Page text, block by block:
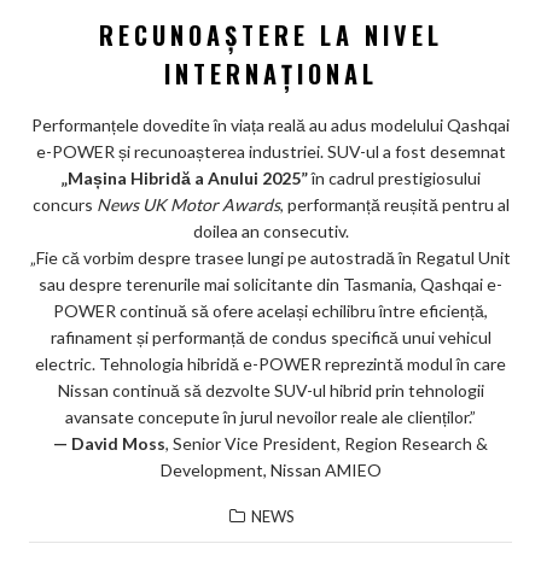
RECUNOAȘTERE LA NIVEL
INTERNAȚIONAL
Performanțele dovedite în viața reală au adus modelului Qashqai
e-POWER și recunoașterea industriei. SUV-ul a fost desemnat
„Mașina Hibridă a Anului 2025”în cadrul prestigiosului
concurs News UK Motor Awards, performanță reușită pentru al
doilea an consecutiv.
„Fie că vorbim despre trasee lungi pe autostradă în Regatul Unit
sau despre terenurile mai solicitante din Tasmania, Qashqai e-
POWER continuă să ofere același echilibru între eficiență,
rafinament și performanță de condus specifică unui vehicul
electric. Tehnologia hibridă e-POWER reprezintă modul în care
Nissan continuă să dezvolte SUV-ul hibrid prin tehnologii
avansate concepute în jurul nevoilor reale ale clienților.”
— David Moss, Senior Vice President, Region Research &
Development, Nissan AMIEO
NEWS